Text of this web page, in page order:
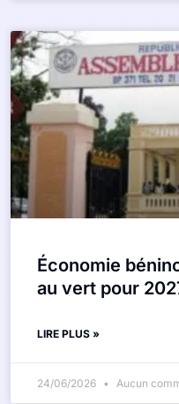
Économie
au vert pour
LIRE PLUS »
24/06/2026 Aucun